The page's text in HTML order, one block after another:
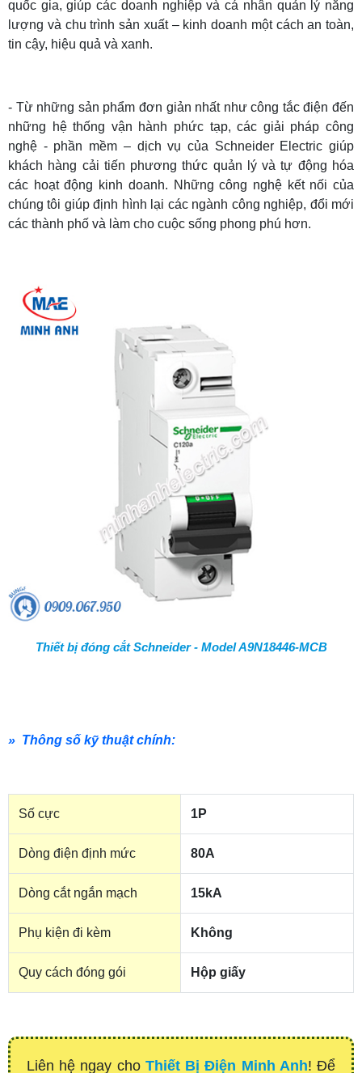
quốc gia, giúp các doanh nghiệp và cá nhân quản lý năng
lượng và chu trình sản xuất – kinh doanh một cách an toàn,
tin cậy, hiệu quả và xanh.
- Từ những sản phẩm đơn giản nhất như công tắc điện đến
những hệ thống vận hành phức tạp, các giải pháp công
nghệ - phần mềm – dịch vụ của Schneider Electric giúp
khách hàng cải tiến phương thức quản lý và tự động hóa
các hoạt động kinh doanh. Những công nghệ kết nối của
chúng tôi giúp định hình lại các ngành công nghiệp, đổi mới
các thành phố và làm cho cuộc sống phong phú hơn.
Thiết bị đóng cắt Schneider - Model A9N18446-MCB
» Thông số kỹ thuật chính:
Số cực 1P
Dòng điện định mức 80A
Dòng cắt ngắn mạch 15kA
Phụ kiện đi kèm Không
Quy cách đóng gói Hộp giấy
Liên hệ ngay cho Thiết Bị Điện Minh Anh! Để